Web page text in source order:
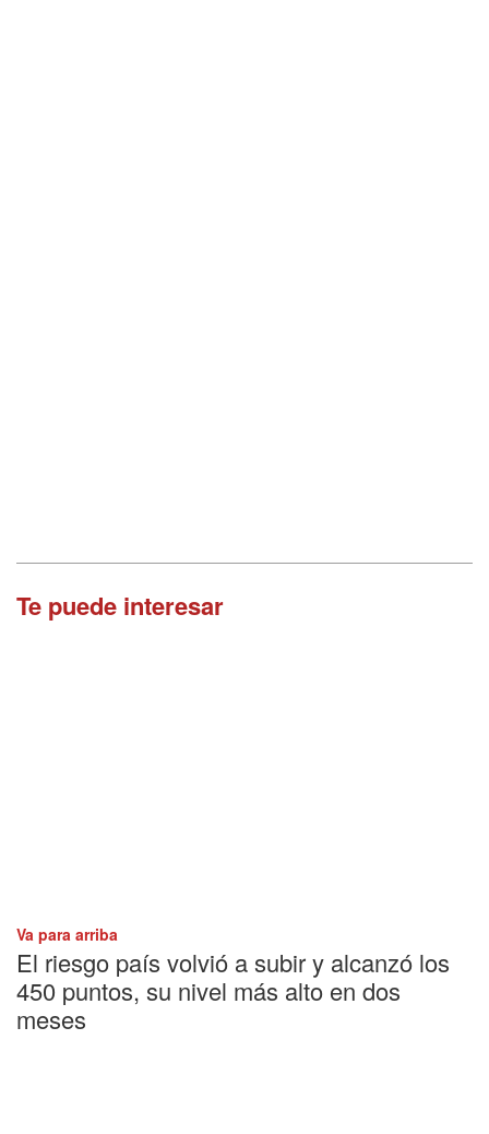
Te puede interesar
Va para arriba
El riesgo país volvió a subir y alcanzó los
450 puntos, su nivel más alto en dos
meses